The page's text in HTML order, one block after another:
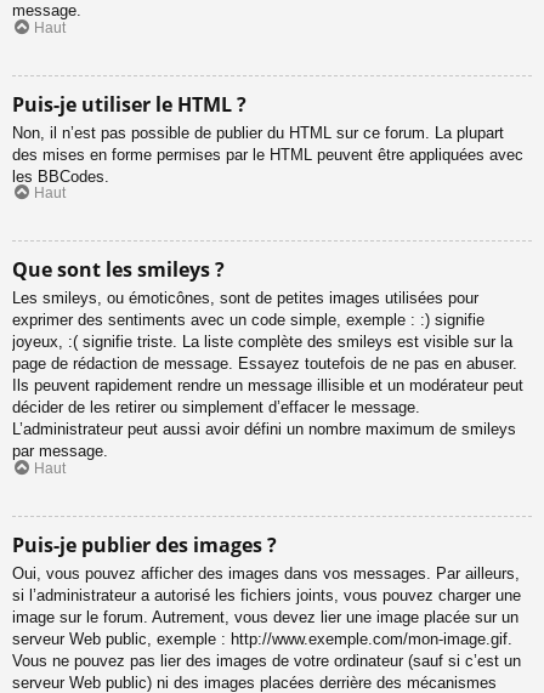
message.
Haut
Puis-je utiliser le HTML ?
Non, il n’est pas possible de publier du HTML sur ce forum. La plupart
des mises en forme permises par le HTML peuvent être appliquées avec
les BBCodes.
Haut
Que sont les smileys ?
Les smileys, ou émoticônes, sont de petites images utilisées pour
exprimer des sentiments avec un code simple, exemple : :) signifie
joyeux, :( signifie triste. La liste complète des smileys est visible sur la
page de rédaction de message. Essayez toutefois de ne pas en abuser.
Ils peuvent rapidement rendre un message illisible et un modérateur peut
décider de les retirer ou simplement d’effacer le message.
L’administrateur peut aussi avoir défini un nombre maximum de smileys
par message.
Haut
Puis-je publier des images ?
Oui, vous pouvez afficher des images dans vos messages. Par ailleurs,
si l’administrateur a autorisé les fichiers joints, vous pouvez charger une
image sur le forum. Autrement, vous devez lier une image placée sur un
serveur Web public, exemple : http://www.exemple.com/mon-image.gif.
Vous ne pouvez pas lier des images de votre ordinateur (sauf si c’est un
serveur Web public) ni des images placées derrière des mécanismes